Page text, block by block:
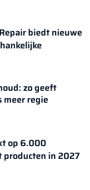
biedt nieuwe
zo geeft
meer regie
op 6.000
in 2027